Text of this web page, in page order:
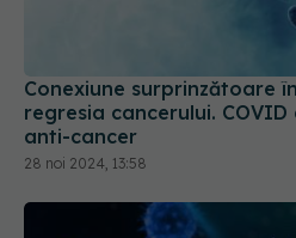
Conexiune surprinzătoare
regresia cancerului.
anti-cancer
28 noi 2024, 13:58